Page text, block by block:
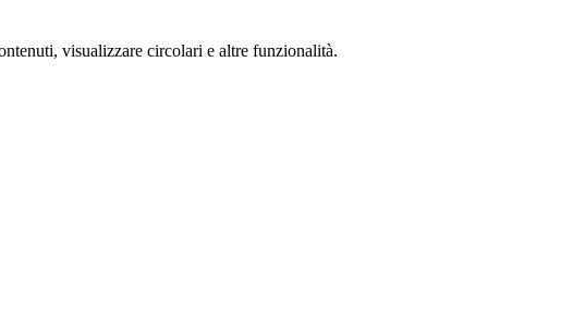
visualizzare circolari e altre funzionalità.